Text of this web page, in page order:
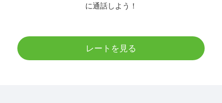
に通話しよう！
レートを見る